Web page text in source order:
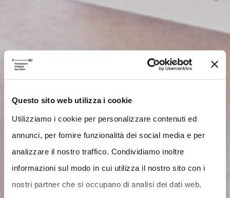
Questo sito web utilizza i cookie
Utilizziamo i cookie per personalizzare contenuti ed
annunci, per fornire funzionalità dei social media e per
analizzare il nostro traffico. Condividiamo inoltre
informazioni sul modo in cui utilizza il nostro sito con i
nostri partner che si occupano di analisi dei dati web,